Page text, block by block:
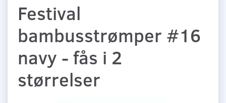
Festival
bambusstrømper #16
navy - fås i 2
størrelser